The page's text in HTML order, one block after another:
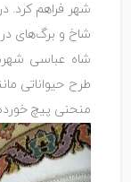
شهر فراهم کرد.
شاخ و برگ‌های
شاه عباسی
طرح حیواناتی
منحنی پیچ